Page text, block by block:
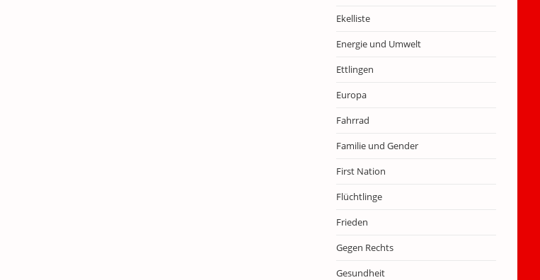
Ekelliste
Energie und Umwelt
Ettlingen
Europa
Fahrrad
Familie und Gender
First Nation
Flüchtlinge
Frieden
Gegen Rechts
Gesundheit